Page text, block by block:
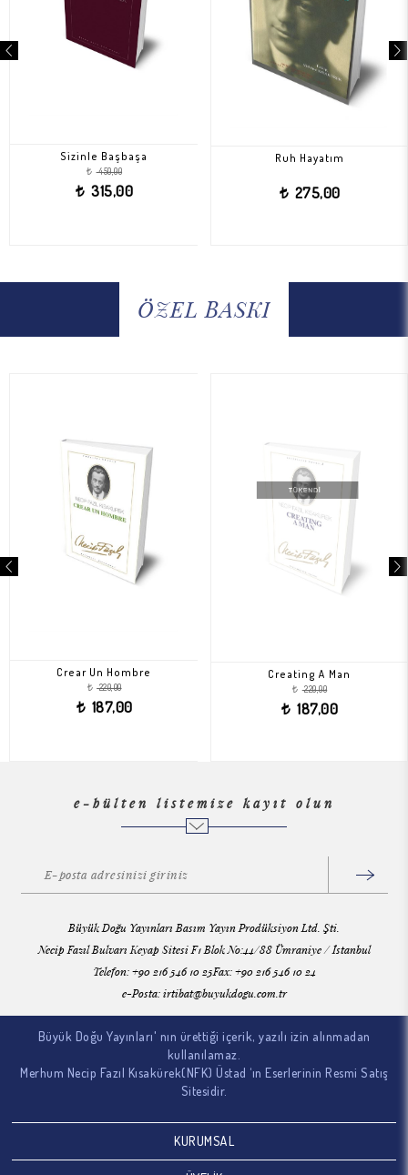
Sizinle Başbaşa
t
450,00
t
315,00
Ruh Hayatım
t 275,00
ÖZEL BASKI
Crear Un Hombre
t
220,00
t
187,00
Creating A Man
t
220,00
t
187,00
e-bülten listemize kayıt olun
Büyük Doğu Yayınları Basım Yayın Prodüksiyon Ltd. Şti.
Necip Fazıl Bulvarı Keyap Sitesi F1 Blok No:44/88 Ümraniye / İstanbul
Telefon: +90 216 546 10 25Fax: +90 216 546 10 24
e-Posta:irtibat@buyukdogu.com.tr
Büyük Doğu Yayınları' nın ürettiği içerik, yazılı izin alınmadan
kullanılamaz.
Merhum Necip Fazıl Kısakürek(NFK) Üstad ‘ın Eserlerinin Resmi Satış
Sitesidir.
KURUMSAL